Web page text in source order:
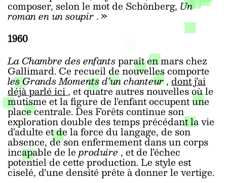
composer, selon le mot de Schönberg, Un
roman en un soupir. »
1960
La Chambre des enfantsparaît en mars chez
Gallimard. Ce recueil de nouvelles comporte
les Grands Moments d’un chanteur, dont j’ai
déjà parlé ici, et quatre autres nouvelles où le
mutisme et la figure de l’enfant occupent une
place centrale. Des Forêts continue son
exploration double des temps précédant la vie
d’adulte et de la force du langage, de son
absence, de son enfermement dans un corps
incapable de leproduire , et de l’échec
potentiel de cette production. Le style est
ciselé, d’une densité prête à donner le vertige.